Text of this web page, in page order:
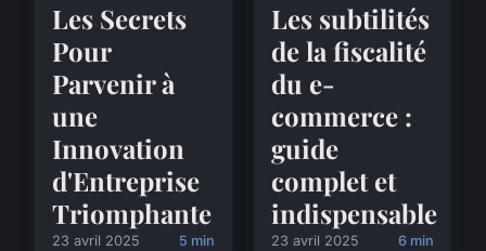
Les Secrets
Pour
Parvenir à
une
Innovation
d'Entreprise
Triomphante
23 avril 2025 5 min
Les subtilités
de la fiscalité
du e-
commerce :
guide
complet et
indispensable
23 avril 2025 6 min